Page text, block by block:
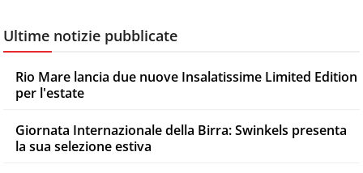
Ultime notizie pubblicate
Rio Mare lancia due nuove Insalatissime Limited Edition
per l'estate
Giornata Internazionale della Birra: Swinkels presenta
la sua selezione estiva